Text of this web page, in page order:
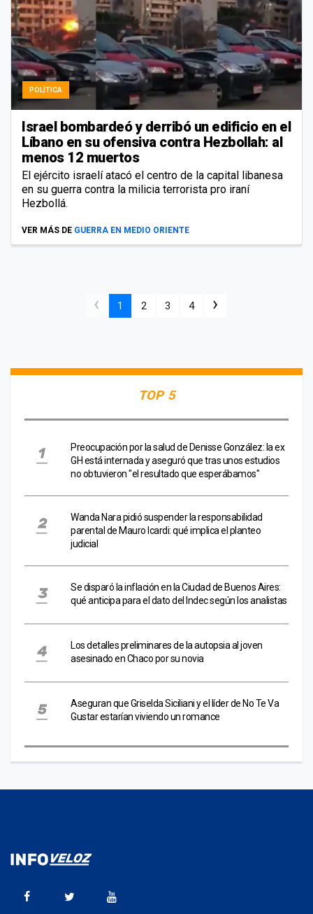
POLÍTICA
Israel bombardeó y derribó un edificio en el
Líbano en su ofensiva contra Hezbollah: al
menos 12 muertos
El ejército israelí atacó el centro de la capital libanesa
en su guerra contra la milicia terrorista pro iraní
Hezbollá.
VER MÁS DE GUERRA EN MEDIO ORIENTE
‹ 1 2 3 4 ›
TOP 5
Preocupación por la salud de Denisse González: la ex
GH está internada y aseguró que tras unos estudios
no obtuvieron "el resultado que esperábamos"
Wanda Nara pidió suspender la responsabilidad
parental de Mauro Icardi: qué implica el planteo
judicial
Se disparó la inflación en la Ciudad de Buenos Aires:
qué anticipa para el dato del Indec según los analistas
Los detalles preliminares de la autopsia al joven
asesinado en Chaco por su novia
Aseguran que Griselda Siciliani y el líder de No Te Va
Gustar estarían viviendo un romance